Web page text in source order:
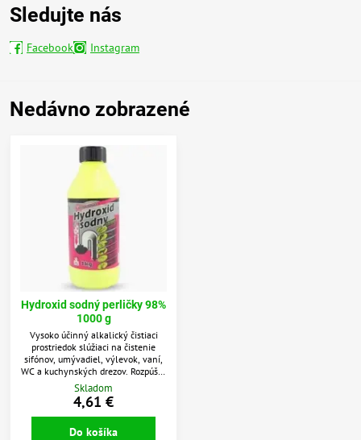
Sledujte nás
Facebook Instagram
Nedávno zobrazené
Hydroxid sodný perličky 98%
1000 g
Vysoko účinný alkalický čistiaci
prostriedok slúžiaci na čistenie
sifónov, umývadiel, výlevok, vaní,
WC a kuchynských drezov. Rozpúšťa
kuchynské odpady, mastné
usadeniny a vlasy zachytené v
sifóne. Základná surovina je
hydroxid sodný na všeobecne
známe použitie.
Skladom
4,61 €
Do košíka